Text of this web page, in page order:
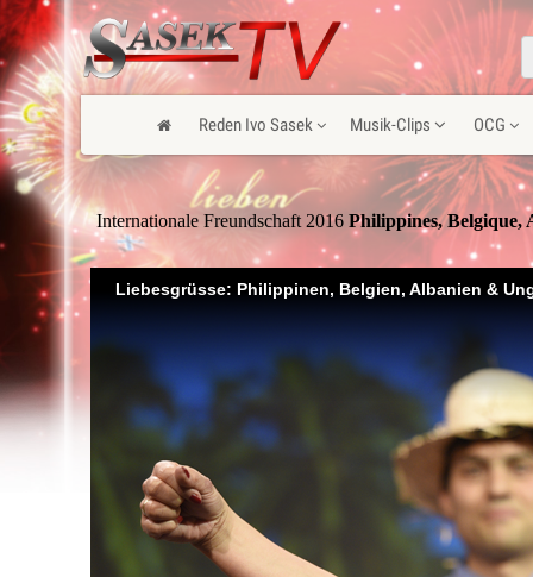
Reden Ivo Sasek Musik-Clips OCG
Internationale Freundschaft 2016  Philippines,
Liebesgrüsse: Philippinen, Belgien, Albanien &